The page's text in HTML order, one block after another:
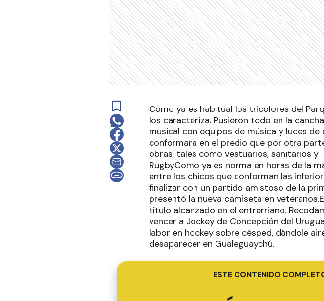
Como ya es habitual los tricolores del
los caracteriza. Pusieron todo en la
musical con equipos de música y luces
conformara en el predio que por otra
obras, tales como vestuarios, sanitarios
RugbyComo ya es norma en horas de la
entre los chicos que conforman las
finalizar con un partido amistoso de la
presentó la nueva camiseta en
título alcanzado en el entrerriano.
vencer a Jockey de Concepción del
labor en hockey sobre césped, dándole
desaparecer en Gualeguaychú.
ESTE CONTENIDO